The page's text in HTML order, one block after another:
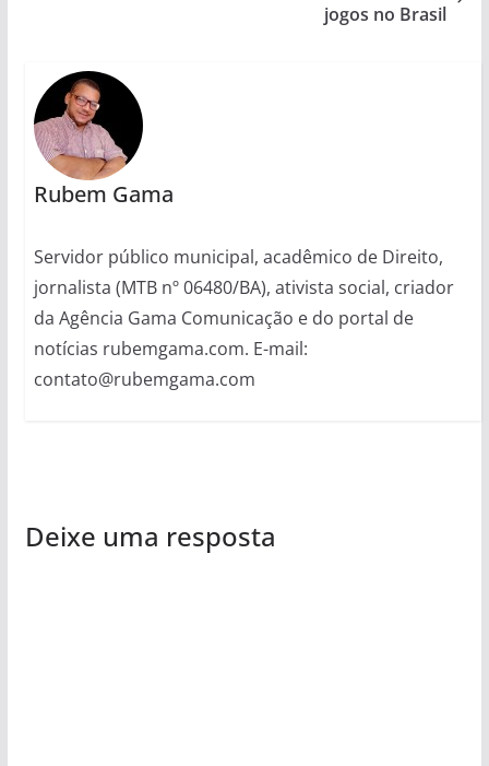
jogos no Brasil
Rubem Gama
Servidor público municipal, acadêmico de Direito,
jornalista (MTB nº 06480/BA), ativista social, criador
da Agência Gama Comunicação e do portal de
notícias rubemgama.com. E-mail:
contato@rubemgama.com
Deixe uma resposta